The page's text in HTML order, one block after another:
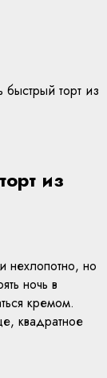
быстрый торт из
из
нехлопотно, но
ночь в
кремом.
квадратное